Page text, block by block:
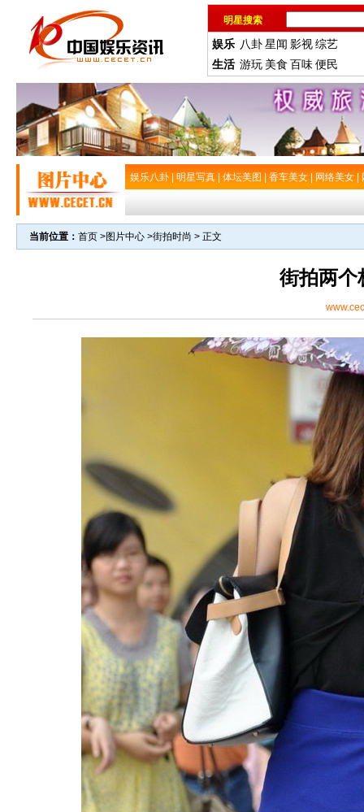
明星搜索
娱乐 八卦星闻 影视综艺
生活 游玩 美食 百味便民
娱乐八卦 明星写真 体坛美图 香车美女 网络美女
当前位置： 首页 >图片中心 >街拍时尚 > 正文
街拍两个